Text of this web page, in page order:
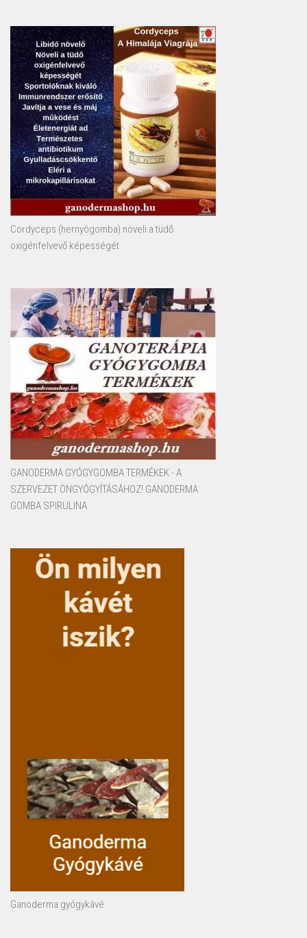
Cordyceps (hernyógomba) növeli a tüdő
oxigénfelvevő képességét
GANODERMA GYÓGYGOMBA TERMÉKEK - A
SZERVEZET ÖNGYÓGYÍTÁSÁHOZ! GANODERMA
GOMBA SPIRULINA
Ganoderma gyógykávé